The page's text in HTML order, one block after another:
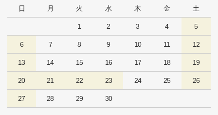
日 月 火 水 木 金 土
1 2 3 4 5
6 7 8 9 10 11 12
13 14 15 16 17 18 19
20 21 22 23 24 25 26
27 28 29 30